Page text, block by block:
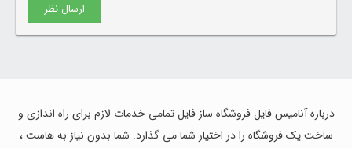
ارسال نظر
درباره آنامیس فایل فروشگاه ساز فایل تمامی خدمات لازم برای راه اندازی و
ساخت یک فروشگاه را در اختیار شما می گذارد. شما بدون نیاز به هاست ،